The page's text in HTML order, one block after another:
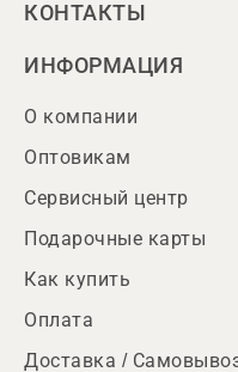
КОНТАКТЫ
ИНФОРМАЦИЯ
О компании
Оптовикам
Сервисный центр
Подарочные карты
Как купить
Оплата
Доставка /